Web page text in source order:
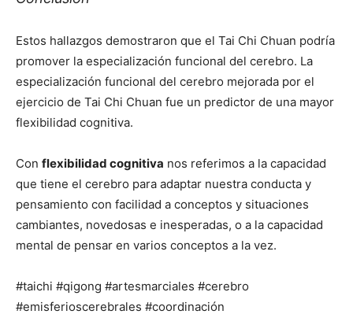
Estos hallazgos demostraron que el Tai Chi Chuan podría
promover la especialización funcional del cerebro. La
especialización funcional del cerebro mejorada por el
ejercicio de Tai Chi Chuan fue un predictor de una mayor
flexibilidad cognitiva.
Con flexibilidad cognitiva nos referimos a la capacidad
que tiene el cerebro para adaptar nuestra conducta y
pensamiento con facilidad a conceptos y situaciones
cambiantes, novedosas e inesperadas, o a la capacidad
mental de pensar en varios conceptos a la vez.
#taichi #qigong #artesmarciales #cerebro
#emisferioscerebrales #coordinación